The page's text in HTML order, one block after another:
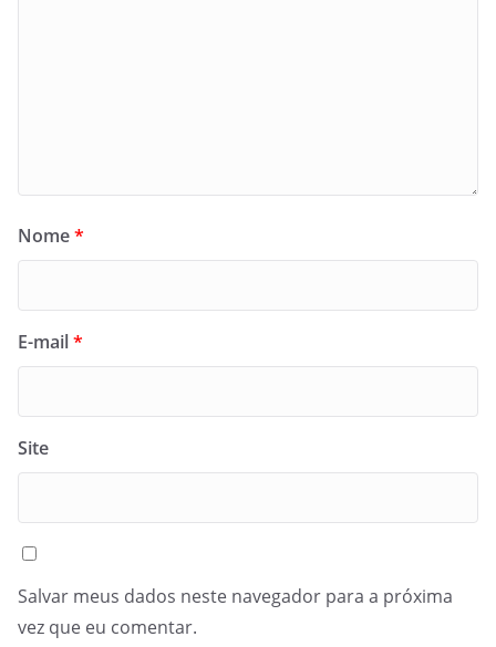
Nome*
E-mail*
Site
Salvar meus dados neste navegador para a próxima
vez que eu comentar.